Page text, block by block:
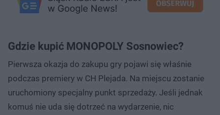
Gdzie kupić MONOPOLY Sosnowiec?
Pierwsza okazja do zakupu gry pojawi się właśnie
podczas premiery w CH Plejada. Na miejscu zostanie
uruchomiony specjalny punkt sprzedaży. Jeśli jednak
komuś nie uda się dotrzeć na wydarzenie, nic